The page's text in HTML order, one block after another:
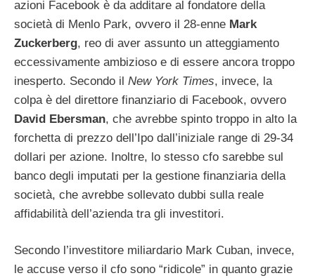
azioni Facebook è da additare al fondatore della
società di Menlo Park, ovvero il 28-enne Mark
Zuckerberg, reo di aver assunto un atteggiamento
eccessivamente ambizioso e di essere ancora troppo
inesperto. Secondo il New York Times, invece, la
colpa è del direttore finanziario di Facebook, ovvero
David Ebersman, che avrebbe spinto troppo in alto la
forchetta di prezzo dell’Ipo dall’iniziale range di 29-34
dollari per azione. Inoltre, lo stesso cfo sarebbe sul
banco degli imputati per la gestione finanziaria della
società, che avrebbe sollevato dubbi sulla reale
affidabilità dell’azienda tra gli investitori.
Secondo l’investitore miliardario Mark Cuban, invece,
le accuse verso il cfo sono “ridicole” in quanto grazie